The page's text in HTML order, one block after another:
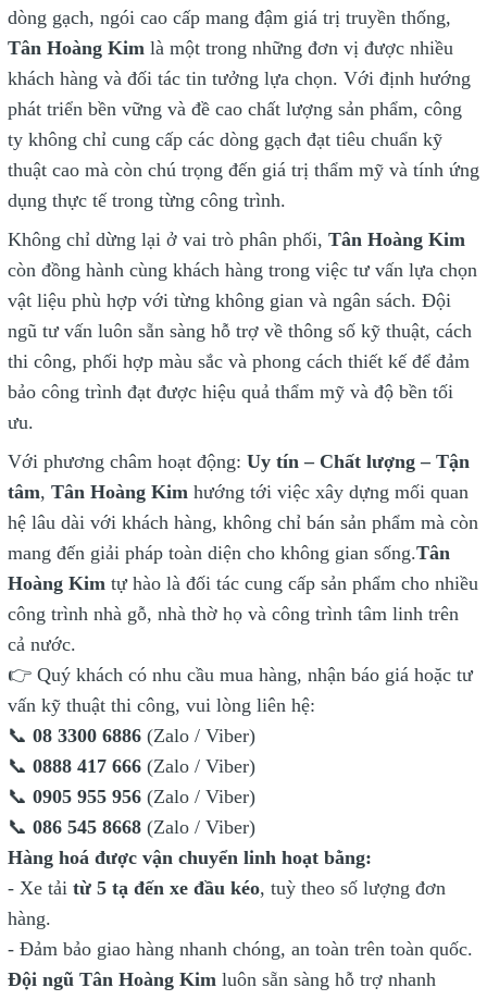
dòng gạch, ngói cao cấp mang đậm giá trị truyền thống,
Tân Hoàng Kim là một trong những đơn vị được nhiều
khách hàng và đối tác tin tưởng lựa chọn. Với định hướng
phát triển bền vững và đề cao chất lượng sản phẩm, công
ty không chỉ cung cấp các dòng gạch đạt tiêu chuẩn kỹ
thuật cao mà còn chú trọng đến giá trị thẩm mỹ và tính ứng
dụng thực tế trong từng công trình.
Không chỉ dừng lại ở vai trò phân phối, Tân Hoàng Kim
còn đồng hành cùng khách hàng trong việc tư vấn lựa chọn
vật liệu phù hợp với từng không gian và ngân sách. Đội
ngũ tư vấn luôn sẵn sàng hỗ trợ về thông số kỹ thuật, cách
thi công, phối hợp màu sắc và phong cách thiết kế để đảm
bảo công trình đạt được hiệu quả thẩm mỹ và độ bền tối
ưu.
Với phương châm hoạt động: Uy tín – Chất lượng – Tận
tâm, Tân Hoàng Kim hướng tới việc xây dựng mối quan
hệ lâu dài với khách hàng, không chỉ bán sản phẩm mà còn
mang đến giải pháp toàn diện cho không gian sống.Tân
Hoàng Kim tự hào là đối tác cung cấp sản phẩm cho nhiều
công trình nhà gỗ, nhà thờ họ và công trình tâm linh trên
cả nước.
👉 Quý khách có nhu cầu mua hàng, nhận báo giá hoặc tư
vấn kỹ thuật thi công, vui lòng liên hệ:
📞 08 3300 6886 (Zalo / Viber)
📞 0888 417 666 (Zalo / Viber)
📞 0905 955 956 (Zalo / Viber)
📞 086 545 8668 (Zalo / Viber)
Hàng hoá được vận chuyển linh hoạt bằng:
- Xe tải từ 5 tạ đến xe đầu kéo, tuỳ theo số lượng đơn
hàng.
- Đảm bảo giao hàng nhanh chóng, an toàn trên toàn quốc.
Đội ngũ Tân Hoàng Kim luôn sẵn sàng hỗ trợ nhanh